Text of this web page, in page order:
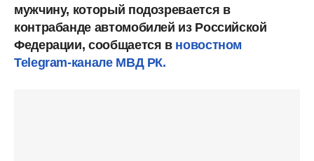
мужчину, который подозревается в
контрабанде автомобилей из Российской
Федерации, сообщается в новостном
Telegram-канале МВД РК.